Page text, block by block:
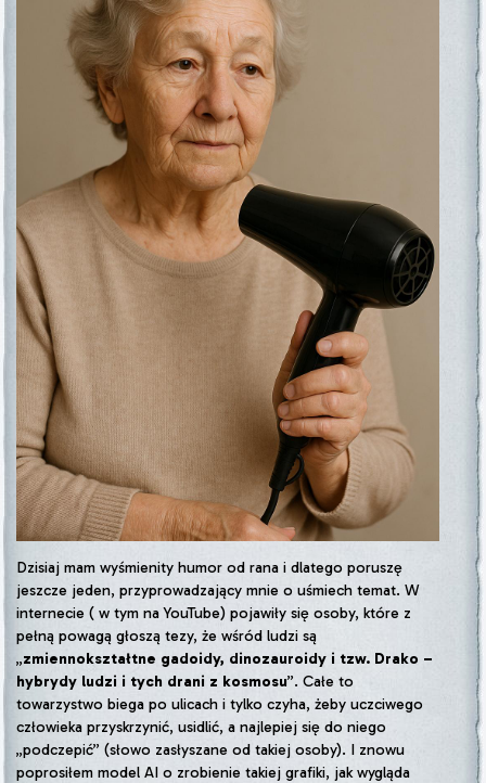
Dzisiaj mam wyśmienity humor od rana i dlatego poruszę
jeszcze jeden, przyprowadzający mnie o uśmiech temat. W
internecie ( w tym na YouTube) pojawiły się osoby, które z
pełną powagą głoszą tezy, że wśród ludzi są
„zmiennokształtne gadoidy, dinozauroidy i tzw. Drako –
hybrydy ludzi i tych drani z kosmosu”. Całe to
towarzystwo biega po ulicach i tylko czyha, żeby uczciwego
człowieka przyskrzynić, usidlić, a najlepiej się do niego
„podczepić” (słowo zasłyszane od takiej osoby). I znowu
poprosiłem model AI o zrobienie takiej grafiki, jak wygląda